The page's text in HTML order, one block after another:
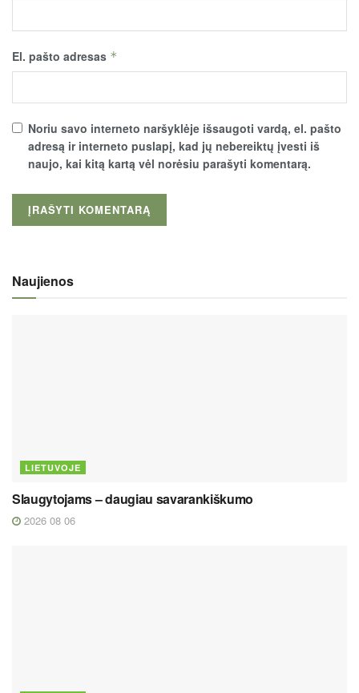
El. pašto adresas *
Noriu savo interneto naršyklėje išsaugoti vardą, el. pašto
adresą ir interneto puslapį, kad jų nebereiktų įvesti iš
naujo, kai kitą kartą vėl norėsiu parašyti komentarą.
Naujienos
LIETUVOJE
Slaugytojams – daugiau savarankiškumo
2026 08 06